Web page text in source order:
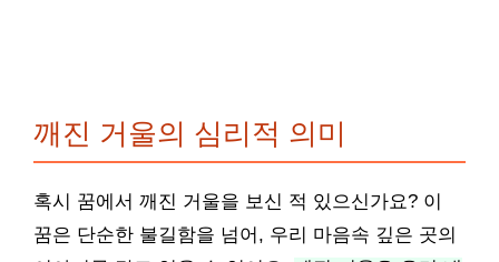
깨진 거울의 심리적 의미
혹시 꿈에서 깨진 거울을 보신 적 있으신가요? 이
꿈은 단순한 불길함을 넘어, 우리 마음속 깊은 곳의